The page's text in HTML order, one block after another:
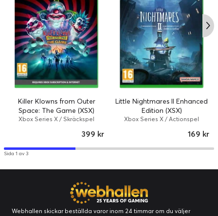
Killer Klowns from Outer
Space: The Game (XSX)
Xbox Series X / Skräckspel
399 kr
Little Nightmares II Enhanced
Edition (XSX)
Xbox Series X / Actionspel
169 kr
Sida 1 av 3
Webhallen skickar beställda varor inom 24 timmar om du väljer